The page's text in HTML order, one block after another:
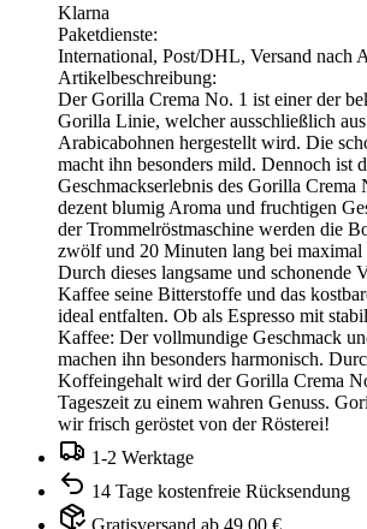
Klarna
Paketdienste:
International, Post/DHL, Versand nach A
Artikelbeschreibung:
Der Gorilla Crema No. 1 ist einer der
Gorilla Linie, welcher ausschließlich
Arabicabohnen hergestellt wird. Die
macht ihn besonders mild. Dennoch ist
Geschmackserlebnis des Gorilla Crema
dezent blumig Aroma und fruchtigen
der Trommelröstmaschine werden die
zwölf und 20 Minuten lang bei maximal
Durch dieses langsame und schonende
Kaffee seine Bitterstoffe und das
ideal entfalten. Ob als Espresso mit
Kaffee: Der vollmundige Geschmack
machen ihn besonders harmonisch.
Koffeingehalt wird der Gorilla Crema
Tageszeit zu einem wahren Genuss.
wir frisch geröstet von der Rösterei!
1-2 Werktage
14 Tage kostenfreie Rücksendung
Gratisversand ab 49,00 €